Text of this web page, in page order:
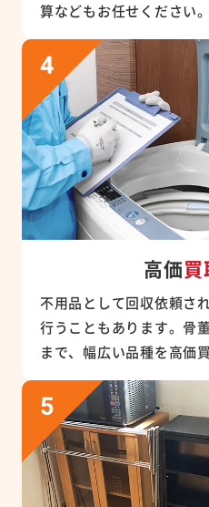
算などもお任せください。
高価買
不用品として回収依頼さ
行うこともあります。骨
まで、幅広い品種を高価